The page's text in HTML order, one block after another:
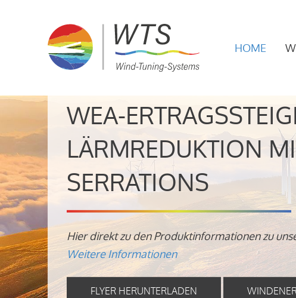
HOME
WEA-
LÄRMREDUKTION
SERRATIONS
Hier direkt zu den Produktinformationen zu
Weitere Informationen
FLYER HERUNTERLADEN